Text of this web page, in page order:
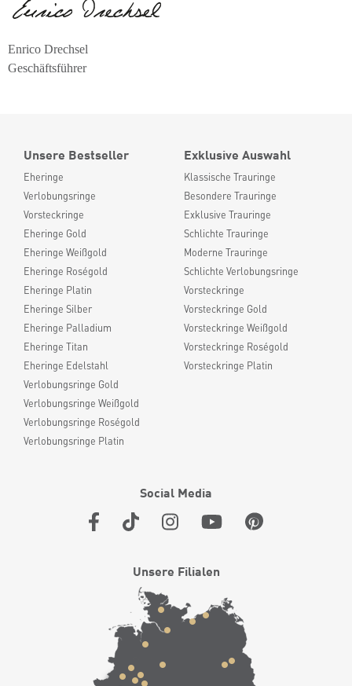
Enrico Drechsel
Geschäftsführer
Unsere Bestseller
Eheringe
Verlobungsringe
Vorsteckringe
Eheringe Gold
Eheringe Weißgold
Eheringe Roségold
Eheringe Platin
Eheringe Silber
Eheringe Palladium
Eheringe Titan
Eheringe Edelstahl
Verlobungsringe Gold
Verlobungsringe Weißgold
Verlobungsringe Roségold
Verlobungsringe Platin
Exklusive Auswahl
Klassische Trauringe
Besondere Trauringe
Exklusive Trauringe
Schlichte Trauringe
Moderne Trauringe
Schlichte Verlobungsringe
Vorsteckringe
Vorsteckringe Gold
Vorsteckringe Weißgold
Vorsteckringe Roségold
Vorsteckringe Platin
Social Media
Unsere Filialen